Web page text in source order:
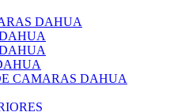
DAHUA
CAMARAS DAHUA